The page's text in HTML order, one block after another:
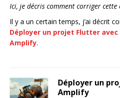
Ici, je décris comment corriger cette
Il y a un certain temps, j’ai décrit
Déployer un projet Flutter avec
Amplify.
Déployer un
Amplify